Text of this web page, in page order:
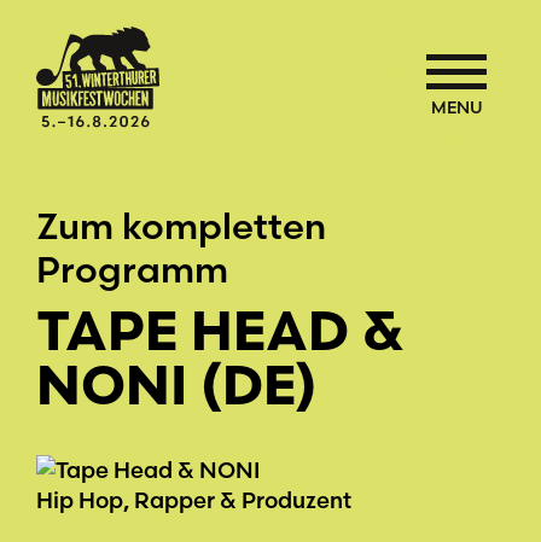
MENU
Zum kompletten
Programm
TAPE HEAD &
NONI (DE)
Hip Hop, Rapper & Produzent